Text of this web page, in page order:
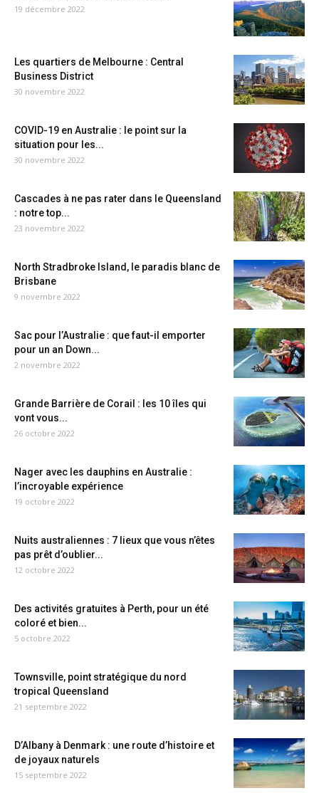
19 décembre 2022
Les quartiers de Melbourne : Central
Business District
30 novembre 2022
COVID-19 en Australie : le point sur la
situation pour les...
30 novembre 2022
Cascades à ne pas rater dans le Queensland
: notre top...
23 novembre 2022
North Stradbroke Island, le paradis blanc de
Brisbane
9 novembre 2022
Sac pour l’Australie : que faut-il emporter
pour un an Down...
2 novembre 2022
Grande Barrière de Corail : les 10 îles qui
vont vous...
26 octobre 2022
Nager avec les dauphins en Australie :
l’incroyable expérience
19 octobre 2022
Nuits australiennes : 7 lieux que vous n’êtes
pas prêt d’oublier...
12 octobre 2022
Des activités gratuites à Perth, pour un été
coloré et bien...
5 octobre 2022
Townsville, point stratégique du nord
tropical Queensland
21 septembre 2022
D’Albany à Denmark : une route d’histoire et
de joyaux naturels
15 septembre 2022